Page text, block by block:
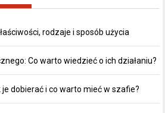
rodzaje i sposób użycia
Co warto wiedzieć o ich działaniu?
je dobierać i co warto mieć w szafie?